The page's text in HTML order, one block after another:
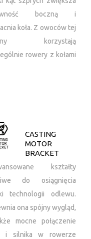
boczną i
koła. Z owoców tej
korzystają
rowery z kołami
CASTING
MOTOR
BRACKET
kształty
do osiągnięcia
technologii odlewu.
ona spójny wygląd,
mocne połączenie
i silnika w rowerze